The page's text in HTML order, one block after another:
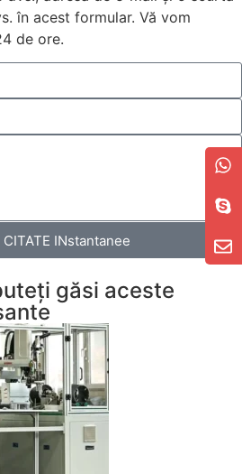
în acest formular. Vă vom
de ore.
CITATE INstantanee
găsi aceste